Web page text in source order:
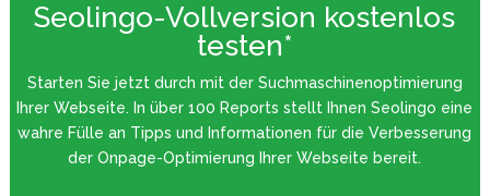
Seolingo-Vollversion kostenlos
testen*
Starten Sie jetzt durch mit der Suchmaschinenoptimierung
Ihrer Webseite. In über 100 Reports stellt Ihnen Seolingo eine
wahre Fülle an Tipps und Informationen für die Verbesserung
der Onpage-Optimierung Ihrer Webseite bereit.